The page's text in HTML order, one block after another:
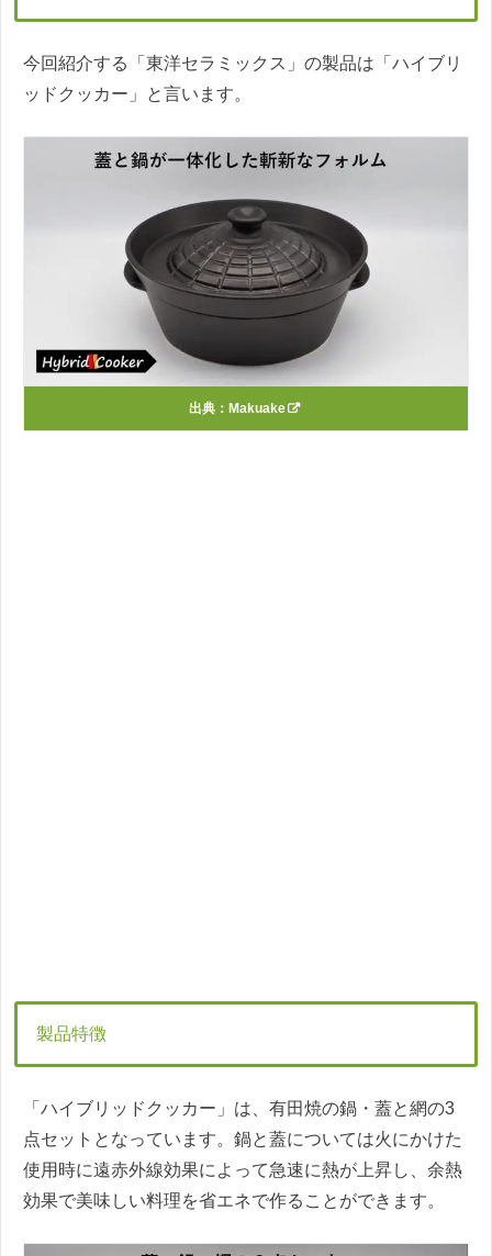
今回紹介する「東洋セラミックス」の製品は「ハイブリ
ッドクッカー」と言います。
出典： Makuake
製品特徴
「ハイブリッドクッカー」は、有田焼の鍋・蓋と網の3
点セットとなっています。鍋と蓋については火にかけた
使用時に遠赤外線効果によって急速に熱が上昇し、余熱
効果で美味しい料理を省エネで作ることができます。